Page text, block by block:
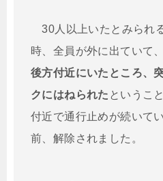
30人以上いたとみられ
時、全員が外に出ていて、
後方付近にいたところ、
クにはねられた というこ
付近で通行止めが続いて
前、解除されました。